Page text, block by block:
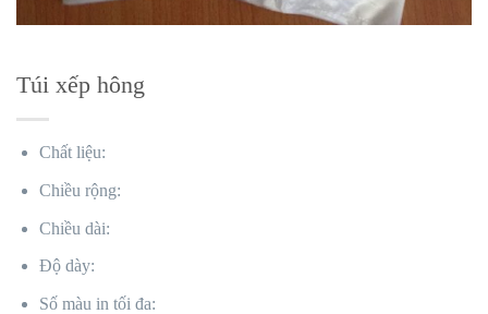
Túi xếp hông
Chất liệu:
Chiều rộng:
Chiều dài:
Độ dày:
Số màu in tối đa: